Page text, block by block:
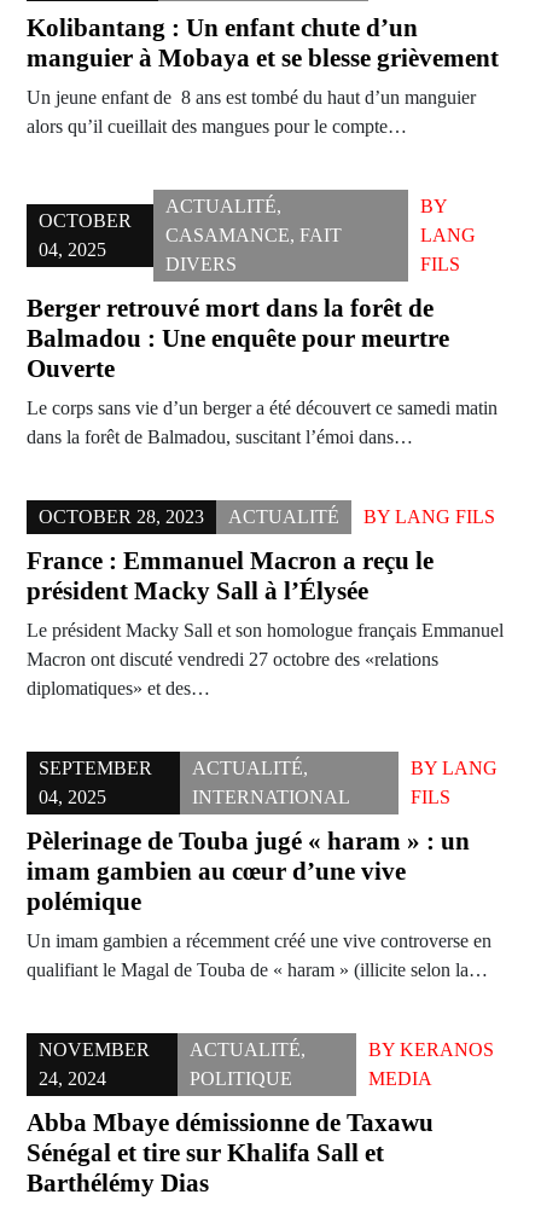
Kolibantang : Un enfant chute d’un
manguier à Mobaya et se blesse grièvement
Un jeune enfant de 8 ans est tombé du haut d’un manguier
alors qu’il cueillait des mangues pour le compte…
OCTOBER
04, 2025
ACTUALITÉ,
CASAMANCE, FAIT
DIVERS
BY
LANG
FILS
Berger retrouvé mort dans la forêt de
Balmadou : Une enquête pour meurtre
Ouverte
Le corps sans vie d’un berger a été découvert ce samedi matin
dans la forêt de Balmadou, suscitant l’émoi dans…
OCTOBER 28, 2023 ACTUALITÉ BY LANG FILS
France : Emmanuel Macron a reçu le
président Macky Sall à l’Élysée
Le président Macky Sall et son homologue français Emmanuel
Macron ont discuté vendredi 27 octobre des «relations
diplomatiques» et des…
SEPTEMBER
04, 2025
ACTUALITÉ,
INTERNATIONAL
BYLANG
FILS
Pèlerinage de Touba jugé « haram » : un
imam gambien au cœur d’une vive
polémique
Un imam gambien a récemment créé une vive controverse en
qualifiant le Magal de Touba de « haram » (illicite selon la…
NOVEMBER
24, 2024
ACTUALITÉ,
POLITIQUE
BY KERANOS
MEDIA
Abba Mbaye démissionne de Taxawu
Sénégal et tire sur Khalifa Sall et
Barthélémy Dias